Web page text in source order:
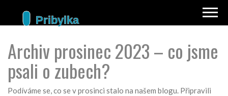
Archiv prosinec 2023 – co jsme
psali o zubech?
Podíváme se, co se v prosinci stalo na našem blogu. Připravili